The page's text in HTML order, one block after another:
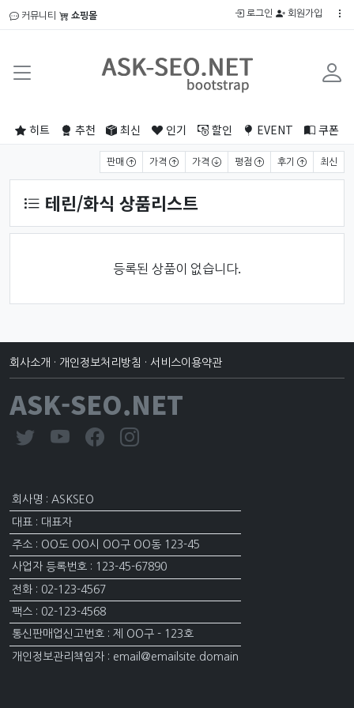
커뮤니티 쇼핑몰 로그인 회원가입
히트 추천 최신 인기 할인 EVENT 쿠폰
판매 가격 가격 평점 후기 최신
테린/화식 상품리스트
등록된 상품이 없습니다.
회사소개 · 개인정보처리방침 · 서비스이용약관
ASK-SEO.NET
회사명 : ASKSEO
대표 : 대표자
주소 : OO도 OO시 OO구 OO동 123-45
사업자 등록번호 : 123-45-67890
전화 : 02-123-4567
팩스 : 02-123-4568
통신판매업신고번호 : 제 OO구 - 123호
개인정보관리책임자 : email@emailsite.domain